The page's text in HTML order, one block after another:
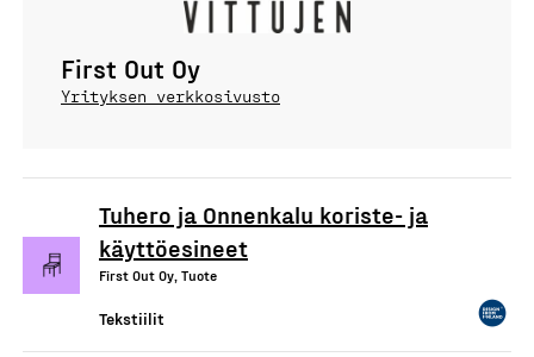
First Out Oy
Yrityksen verkkosivusto
Tuhero ja Onnenkalu koriste- ja
käyttöesineet
First Out Oy, Tuote
Tekstiilit